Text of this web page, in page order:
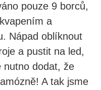
pouze 9 borců,
a
Nápad oblíknout
a pustit na led,
nutno dodat, že
A tak jsme